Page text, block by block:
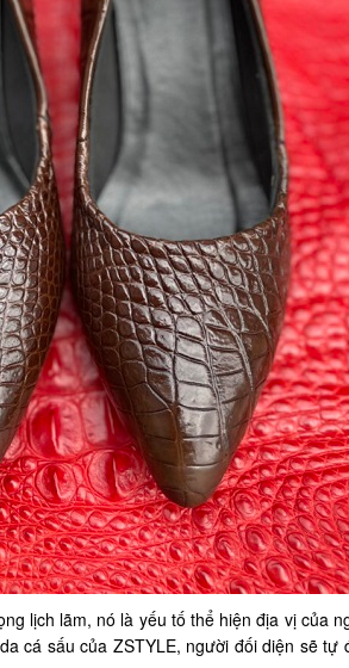
lịch lãm, nó là yếu tố thể hiện địa vị của
cá sấu của ZSTYLE, người đối diện sẽ tự